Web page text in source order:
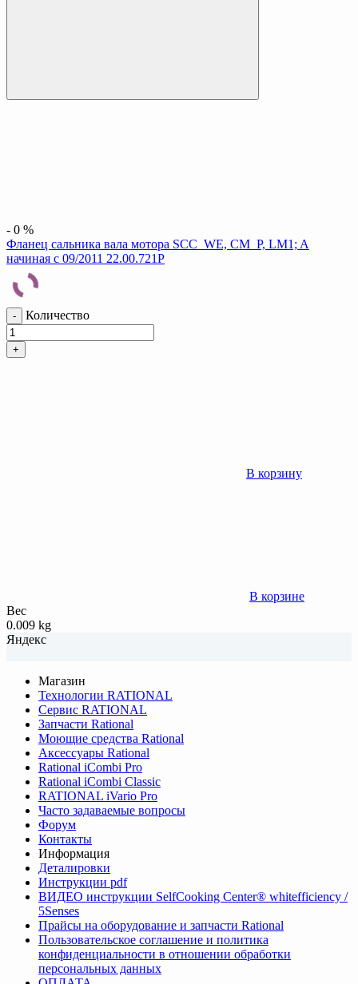
- 0 %
Фланец сальника вала мотора SCC_WE, CM_P, LM1; A
начиная с 09/2011 22.00.721P
- Количество
+
В корзину
В корзине
Вес
0.009 kg
Яндекс
Магазин
Технологии RATIONAL
Сервис RATIONAL
Запчасти Rational
Моющие средства Rational
Аксессуары Rational
Rational iCombi Pro
Rational iCombi Classic
RATIONAL iVario Pro
Часто задаваемые вопросы
Форум
Контакты
Информация
Деталировки
Инструкции pdf
ВИДЕО инструкции SelfCooking Center® whitefficiency /
5Senses
Прайсы на оборудование и запчасти Rational
Пользовательское соглашение и политика
конфиденциальности в отношении обработки
персональных данных